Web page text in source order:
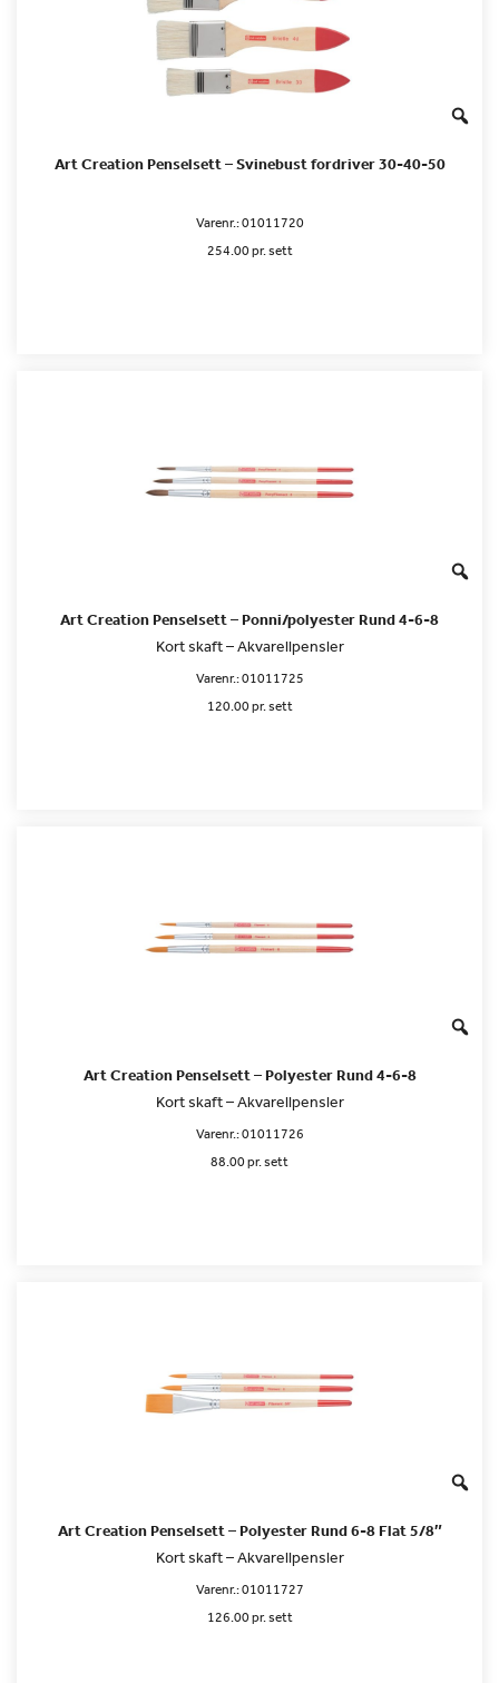
Art Creation Penselsett – Svinebust fordriver 30-40-50
Varenr.:01011720
254.00 pr. sett
Art Creation Penselsett – Ponni/polyester Rund 4-6-8
Kort skaft – Akvarellpensler
Varenr.:01011725
120.00 pr. sett
Art Creation Penselsett – Polyester Rund 4-6-8
Kort skaft – Akvarellpensler
Varenr.:01011726
88.00 pr. sett
Art Creation Penselsett – Polyester Rund 6-8 Flat 5/8″
Kort skaft – Akvarellpensler
Varenr.:01011727
126.00 pr. sett